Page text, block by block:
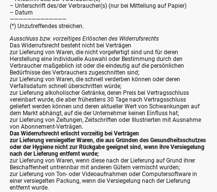
– Unterschrift des/der Verbraucher(s) (nur bei Mitteilung auf Papier)
– Datum
—————————————
(*) Unzutreffendes streichen.
Ausschluss bzw. vorzeitiges Erlöschen des Widerrufsrechts
Das Widerrufsrecht besteht nicht bei Verträgen
zur Lieferung von Waren, die nicht vorgefertigt sind und für deren
Herstellung eine individuelle Auswahl oder Bestimmung durch den
Verbraucher maßgeblich ist oder die eindeutig auf die persönlichen
Bedürfnisse des Verbrauchers zugeschnitten sind;
zur Lieferung von Waren, die schnell verderben können oder deren
Verfallsdatum schnell überschritten würde;
zur Lieferung alkoholischer Getränke, deren Preis bei Vertragsschluss
vereinbart wurde, die aber frühestens 30 Tage nach Vertragsschluss
geliefert werden können und deren aktueller Wert von Schwankungen auf
dem Markt abhängt, auf die der Unternehmer keinen Einfluss hat;
zur Lieferung von Zeitungen, Zeitschriften oder Illustrierten mit Ausnahme
von Abonnement-Verträgen.
Das Widerrufsrecht erlischt vorzeitig bei Verträgen
zur Lieferung versiegelter Waren, die aus Gründen des Gesundheitsschutzes
oder der Hygiene nicht zur Rückgabe geeignet sind, wenn ihre Versiegelung
nach der Lieferung entfernt wurde;
zur Lieferung von Waren, wenn diese nach der Lieferung auf Grund ihrer
Beschaffenheit untrennbar mit anderen Gütern vermischt wurden;
zur Lieferung von Ton- oder Videoaufnahmen oder Computersoftware in
einer versiegelten Packung, wenn die Versiegelung nach der Lieferung
entfernt wurde.